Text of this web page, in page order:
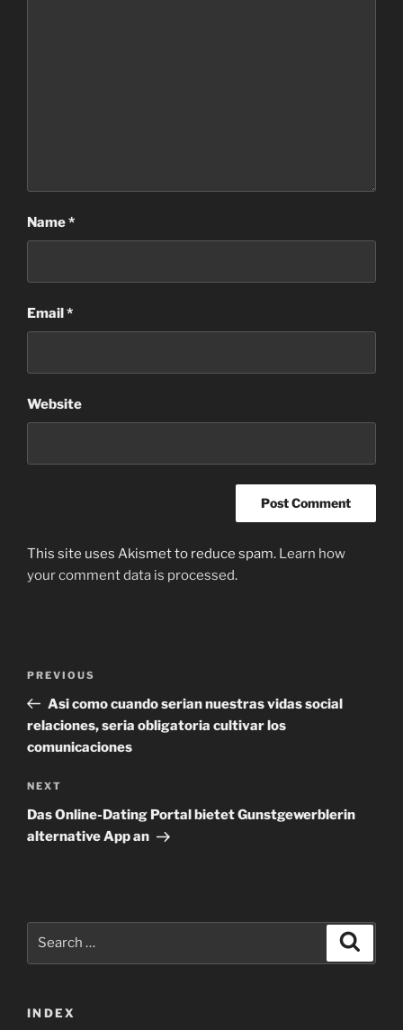
Name*
Email*
Website
This site uses Akismet to reduce spam. Learn how
your comment data is processed.
Previous
Post
PREVIOUS
Asi como cuando serian nuestras vidas social
relaciones, seria obligatoria cultivar los
comunicaciones
Next
Post
NEXT
Das Online-Dating Portal bietet Gunstgewerblerin
alternative App an
INDEX